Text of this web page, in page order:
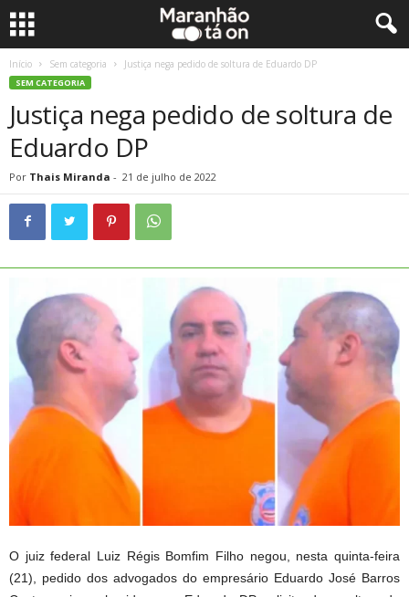
Início Sem categoria Justiça nega pedido de soltura de Eduardo DP
SEM CATEGORIA
Justiça nega pedido de soltura de
Eduardo DP
Por Thais Miranda - 21 de julho de 2022
O juiz federal Luiz Régis Bomfim Filho negou, nesta quinta-feira
(21), pedido dos advogados do empresário Eduardo José Barros